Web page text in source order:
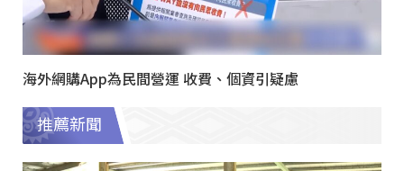
海外網購App為民間營運 收費、個資引疑慮
推薦新聞